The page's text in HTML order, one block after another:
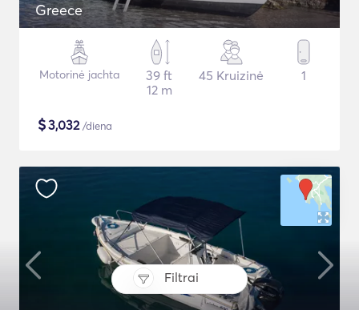
Filtrai
Greece
Motorinė jachta
39 ft
12 m
45 Kruizinė 1
$3,032/diena